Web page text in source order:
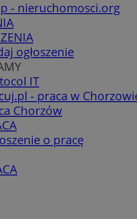
- nieruchomosci.org
ogłoszenie
IT
- praca w
Chorzów
o pracę